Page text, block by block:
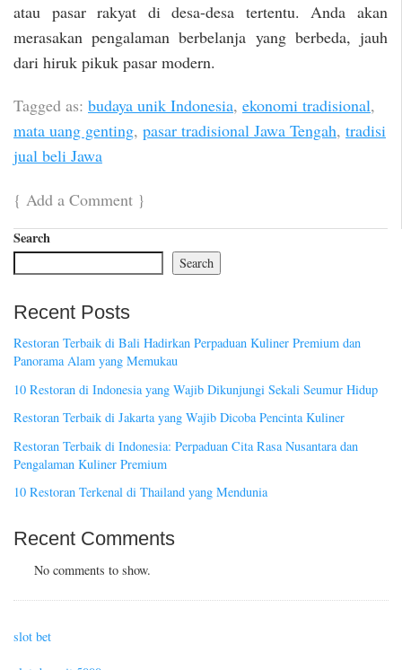
atau pasar rakyat di desa-desa tertentu. Anda akan
merasakan pengalaman berbelanja yang berbeda, jauh
dari hiruk pikuk pasar modern.
Tagged as: budaya unik Indonesia, ekonomi tradisional,
mata uang genting, pasar tradisional Jawa Tengah, tradisi
jual beli Jawa
{ Add a Comment }
Search
Search
Recent Posts
Restoran Terbaik di Bali Hadirkan Perpaduan Kuliner Premium dan
Panorama Alam yang Memukau
10 Restoran di Indonesia yang Wajib Dikunjungi Sekali Seumur Hidup
Restoran Terbaik di Jakarta yang Wajib Dicoba Pencinta Kuliner
Restoran Terbaik di Indonesia: Perpaduan Cita Rasa Nusantara dan
Pengalaman Kuliner Premium
10 Restoran Terkenal di Thailand yang Mendunia
Recent Comments
No comments to show.
slot bet